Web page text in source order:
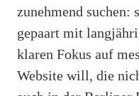
zunehmend suchen:
gepaart mit
klaren Fokus auf
Website will, die